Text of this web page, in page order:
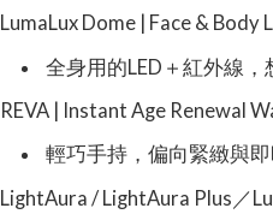
LumaLux Dome | Face & Body
全身用的LED＋紅外線，
REVA | Instant Age Renewal
輕巧手持，偏向緊緻與
LightAura / LightAura Plus／